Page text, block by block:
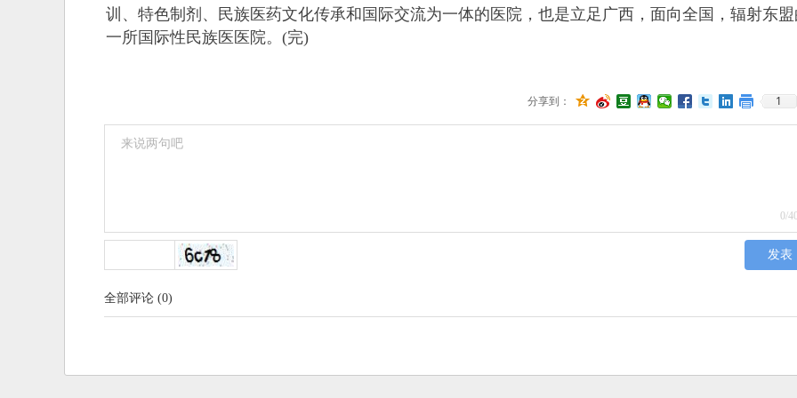
0/
发表
全部评论 (0)
训、特色制剂、民族医药文化传承和国际交流为一体的医院，也是立足广西，面向全国，辐射东
一所国际性民族医医院。(完)
分享到： 1